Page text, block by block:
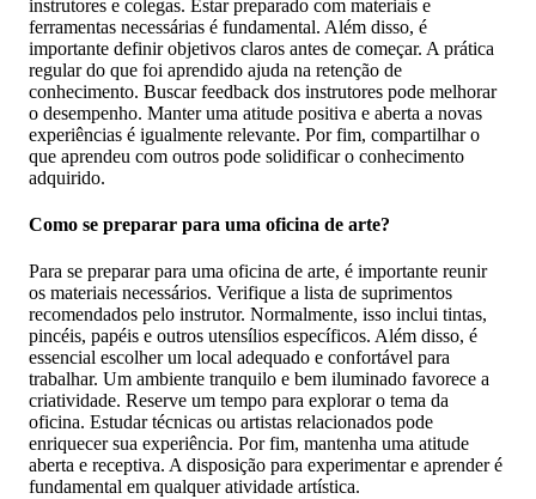
instrutores e colegas. Estar preparado com materiais e
ferramentas necessárias é fundamental. Além disso, é
importante definir objetivos claros antes de começar. A prática
regular do que foi aprendido ajuda na retenção de
conhecimento. Buscar feedback dos instrutores pode melhorar
o desempenho. Manter uma atitude positiva e aberta a novas
experiências é igualmente relevante. Por fim, compartilhar o
que aprendeu com outros pode solidificar o conhecimento
adquirido.
Como se preparar para uma oficina de arte?
Para se preparar para uma oficina de arte, é importante reunir
os materiais necessários. Verifique a lista de suprimentos
recomendados pelo instrutor. Normalmente, isso inclui tintas,
pincéis, papéis e outros utensílios específicos. Além disso, é
essencial escolher um local adequado e confortável para
trabalhar. Um ambiente tranquilo e bem iluminado favorece a
criatividade. Reserve um tempo para explorar o tema da
oficina. Estudar técnicas ou artistas relacionados pode
enriquecer sua experiência. Por fim, mantenha uma atitude
aberta e receptiva. A disposição para experimentar e aprender é
fundamental em qualquer atividade artística.